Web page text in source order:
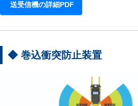
送受信機の詳細PDF
◆ 巻込衝突防止装置